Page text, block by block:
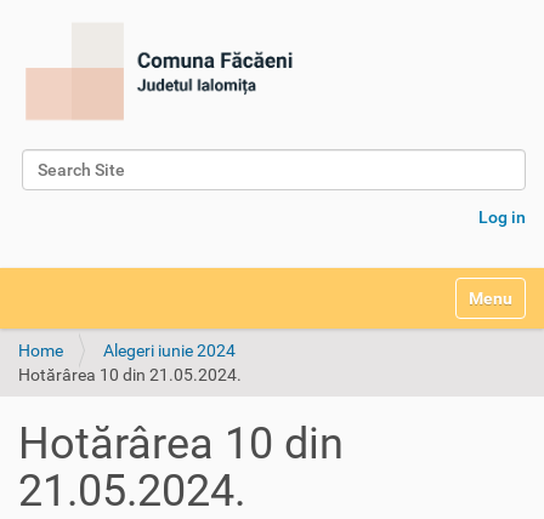
Search Site
Log in
Toggle
Home
Alegeri iunie 2024
Hotărârea 10 din 21.05.2024.
Hotărârea 10 din
21.05.2024.